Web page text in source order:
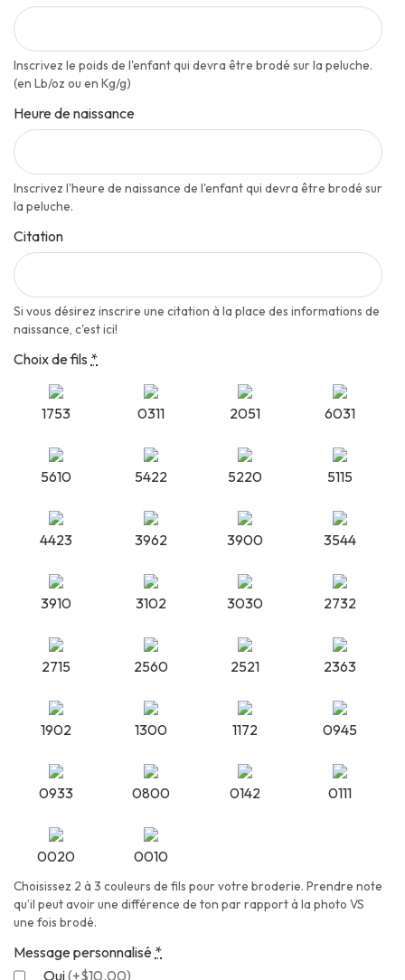
Inscrivez le poids de l'enfant qui devra être brodé sur la peluche.
(en Lb/oz ou en Kg/g)
Heure de naissance
Inscrivez l'heure de naissance de l'enfant qui devra être brodé sur
la peluche.
Citation
Si vous désirez inscrire une citation à la place des informations de
naissance, c'est ici!
Choix de fils *
1753 0311 2051 6031
5610 5422 5220 5115
4423 3962 3900 3544
3910 3102 3030 2732
2715 2560 2521 2363
1902 1300 1172 0945
0933 0800 0142 0111
0020 0010
Choisissez 2 à 3 couleurs de fils pour votre broderie. Prendre note
qu’il peut avoir une différence de ton par rapport à la photo VS
une fois brodé.
Message personnalisé *
Oui(+$10.00)